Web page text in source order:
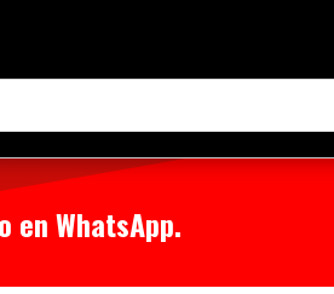
en WhatsApp.